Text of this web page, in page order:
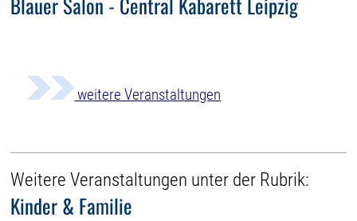
weitere Veranstaltungen
Weitere Veranstaltungen unter der Rubrik:
Kinder & Familie